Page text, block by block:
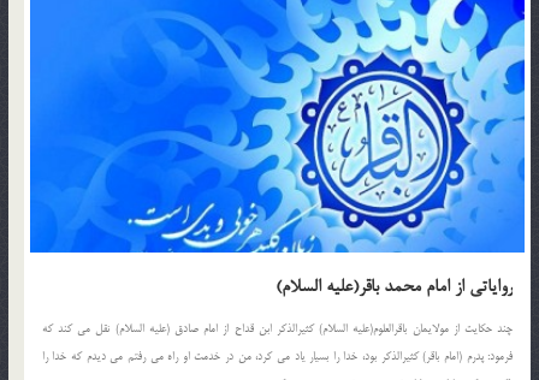
روایاتی از امام محمد باقر(علیه السلام)
چند حکایت از مولایمان باقرالعلوم(علیه السلام) کثیرالذکر ابن قداح از امام صادق (علیه السلام) نقل مى‏ کند که
فرمود: پدرم (امام باقر) کثیرالذکر بود، خدا را بسیار یاد مى‏ کرد، من در خدمت او راه مى‏ رفتم مى ‏دیدم که خدا را